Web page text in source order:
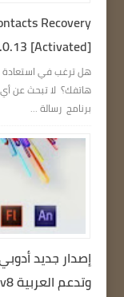
Recovery
[Activated]
هل ترغب في استعادة
هاتفك؟ لا تبحث عن
برنامج رسالة ...
إصدار جديد
وتدعم العربية Adobe Master Collection 2022 v8